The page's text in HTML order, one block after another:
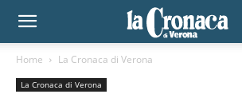
Home La Cronaca di Verona
La Cronaca di Verona